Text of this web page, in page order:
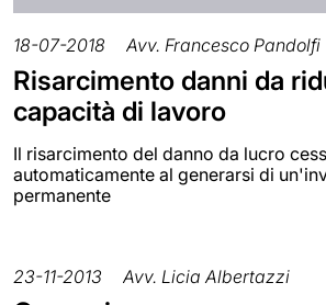
18-07-2018 Avv. Francesco Pandolfi
Risarcimento danni da
capacità di lavoro
Il risarcimento del danno da lucro
automaticamente al generarsi di
permanente
23-11-2013 Avv. Licia Albertazzi